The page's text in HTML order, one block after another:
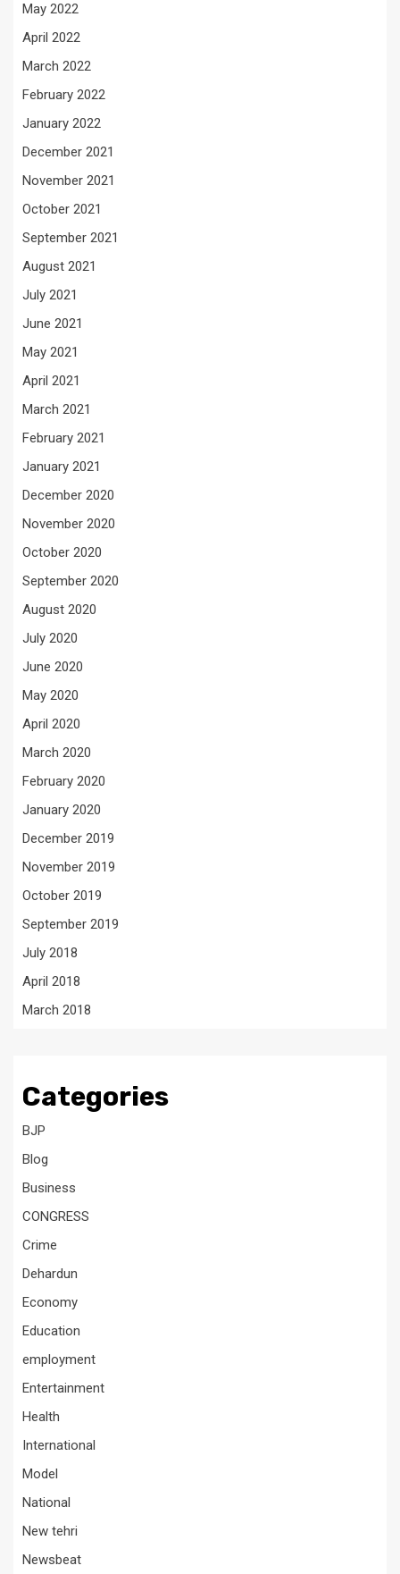
May 2022
April 2022
March 2022
February 2022
January 2022
December 2021
November 2021
October 2021
September 2021
August 2021
July 2021
June 2021
May 2021
April 2021
March 2021
February 2021
January 2021
December 2020
November 2020
October 2020
September 2020
August 2020
July 2020
June 2020
May 2020
April 2020
March 2020
February 2020
January 2020
December 2019
November 2019
October 2019
September 2019
July 2018
April 2018
March 2018
Categories
BJP
Blog
Business
CONGRESS
Crime
Dehardun
Economy
Education
employment
Entertainment
Health
International
Model
National
New tehri
Newsbeat